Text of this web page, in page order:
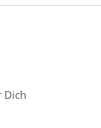
Dich